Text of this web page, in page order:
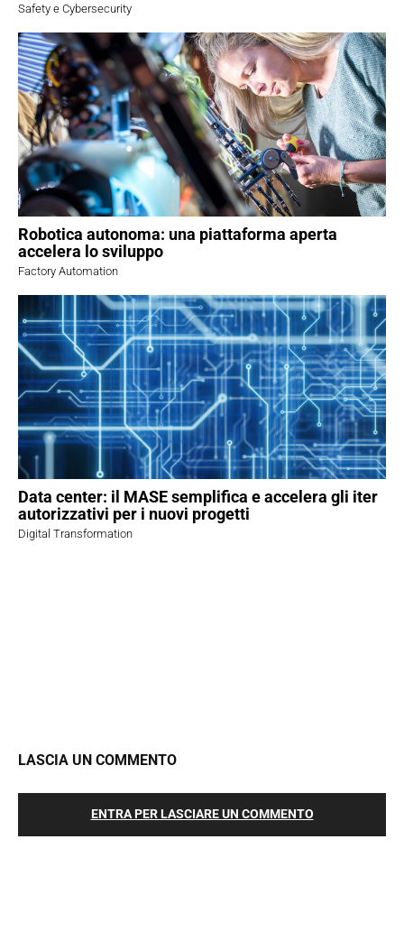
Safety e Cybersecurity
Robotica autonoma: una piattaforma aperta
accelera lo sviluppo
Factory Automation
Data center: il MASE semplifica e accelera gli iter
autorizzativi per i nuovi progetti
Digital Transformation
LASCIA UN COMMENTO
ENTRA PER LASCIARE UN COMMENTO